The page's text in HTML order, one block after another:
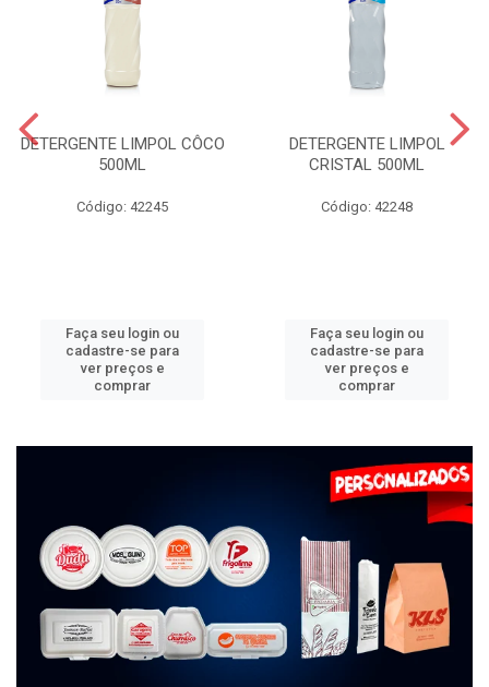
DETERGENTE LIMPOL CÔCO
500ML
Código: 42245
Faça seu login ou
cadastre-se para
ver preços e
comprar
DETERGENTE LIMPOL
CRISTAL 500ML
Código: 42248
Faça seu login ou
cadastre-se para
ver preços e
comprar